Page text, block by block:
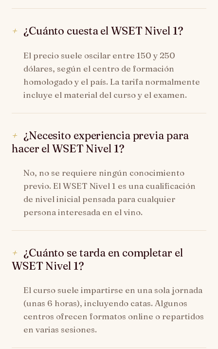
¿Cuánto cuesta el WSET Nivel 1?
El precio suele oscilar entre 150 y 250
dólares, según el centro de formación
homologado y el país. La tarifa normalmente
incluye el material del curso y el examen.
¿Necesito experiencia previa para
hacer el WSET Nivel 1?
No, no se requiere ningún conocimiento
previo. El WSET Nivel 1 es una cualificación
de nivel inicial pensada para cualquier
persona interesada en el vino.
¿Cuánto se tarda en completar el
WSET Nivel 1?
El curso suele impartirse en una sola jornada
(unas 6 horas), incluyendo catas. Algunos
centros ofrecen formatos online o repartidos
en varias sesiones.